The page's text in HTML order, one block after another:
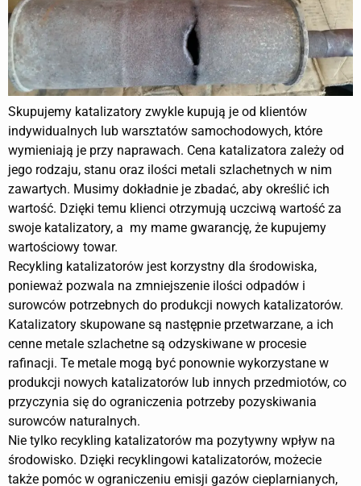
Skupujemy katalizatory zwykle kupują je od klientów
indywidualnych lub warsztatów samochodowych, które
wymieniają je przy naprawach. Cena katalizatora zależy od
jego rodzaju, stanu oraz ilości metali szlachetnych w nim
zawartych. Musimy dokładnie je zbadać, aby określić ich
wartość. Dzięki temu klienci otrzymują uczciwą wartość za
swoje katalizatory, a my mame gwarancję, że kupujemy
wartościowy towar.
Recykling katalizatorów jest korzystny dla środowiska,
ponieważ pozwala na zmniejszenie ilości odpadów i
surowców potrzebnych do produkcji nowych katalizatorów.
Katalizatory skupowane są następnie przetwarzane, a ich
cenne metale szlachetne są odzyskiwane w procesie
rafinacji. Te metale mogą być ponownie wykorzystane w
produkcji nowych katalizatorów lub innych przedmiotów, co
przyczynia się do ograniczenia potrzeby pozyskiwania
surowców naturalnych.
Nie tylko recykling katalizatorów ma pozytywny wpływ na
środowisko. Dzięki recyklingowi katalizatorów, możecie
także pomóc w ograniczeniu emisji gazów cieplarnianych,